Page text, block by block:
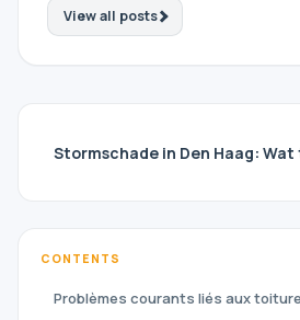
View all posts
Stormschade in Den Haag:
CONTENTS
Problèmes courants liés aux